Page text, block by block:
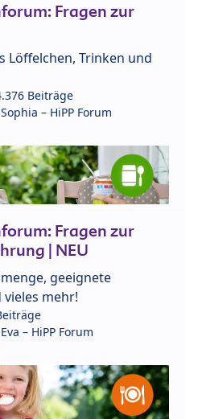
Fragen zur
Löffelchen, Trinken und
Beiträge
Sophia – HiPP Forum
Fragen zur
| NEU
geeignete
mehr!
Eva – HiPP Forum